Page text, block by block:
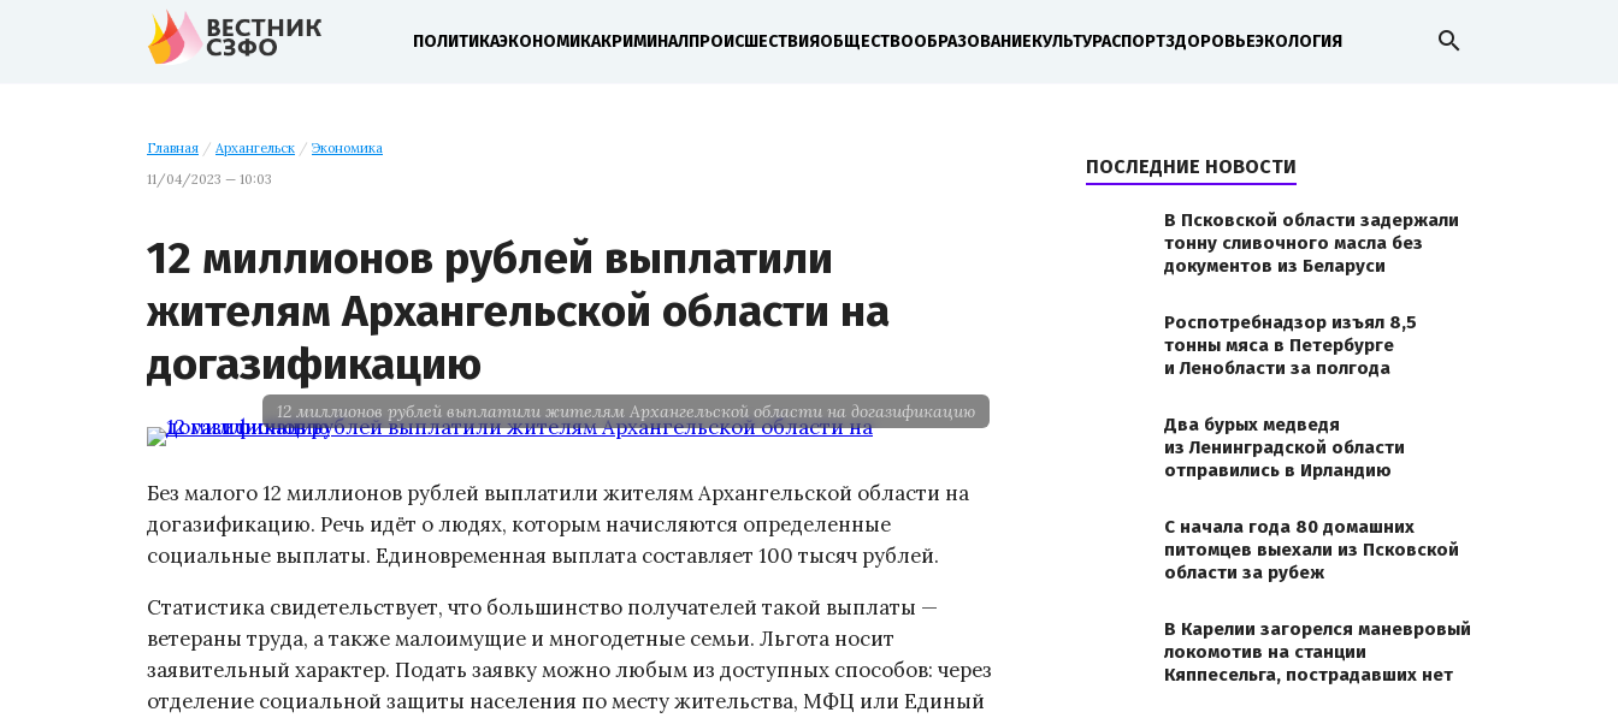
ПОЛИТИКАЭКОНОМИКАКРИМИНАЛПРОИСШЕСТВИЯОБЩЕСТВООБРАЗОВАНИЕКУЛЬТУРАСПОРТЗДОРОВЬЕЭКОЛОГИЯ search
Главная / Архангельск / Экономика
11/04/2023 — 10:03
12 миллионов рублей выплатили
жителям Архангельской области на
догазификацию
12 миллионов рублей выплатили жителям Архангельской области на догазификацию
Без малого 12 миллионов рублей выплатили жителям Архангельской области на
догазификацию. Речь идёт о людях, которым начисляются определенные
социальные выплаты. Единовременная выплата составляет 100 тысяч рублей.
Статистика свидетельствует, что большинство получателей такой выплаты —
ветераны труда, а также малоимущие и многодетные семьи. Льгота носит
заявительный характер. Подать заявку можно любым из доступных способов: через
отделение социальной защиты населения по месту жительства, МФЦ или Единый
ПОСЛЕДНИЕ НОВОСТИ
В Псковской области задержали
тонну сливочного масла без
документов из Беларуси
Роспотребнадзор изъял 8,5
тонны мяса в Петербурге
и Ленобласти за полгода
Два бурых медведя
из Ленинградской области
отправились в Ирландию
С начала года 80 домашних
питомцев выехали из Псковской
области за рубеж
В Карелии загорелся маневровый
локомотив на станции
Кяппесельга, пострадавших нет